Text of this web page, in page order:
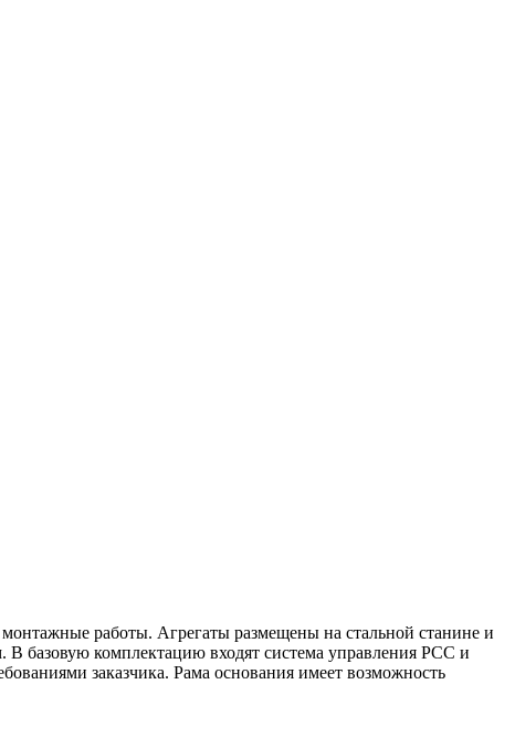
работы. Агрегаты размещены на стальной станине и
базовую комплектацию входят система управления PCC и
заказчика. Рама основания имеет возможность